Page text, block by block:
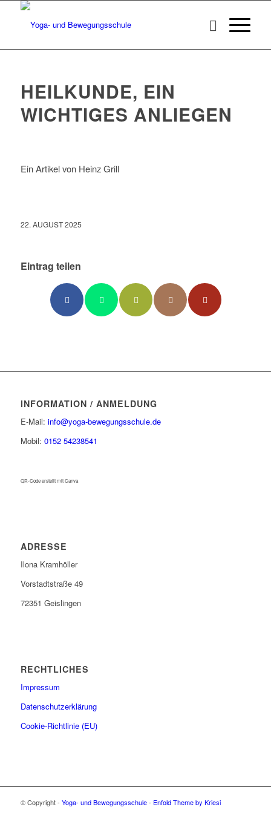
HEILKUNDE, EIN
WICHTIGES ANLIEGEN
Ein Artikel von Heinz Grill
22. AUGUST 2025
Eintrag teilen
INFORMATION / ANMELDUNG
E-Mail: info@yoga-bewegungsschule.de
Mobil: 0152 54238541
QR-Code erstellt mit Canva
ADRESSE
Ilona Kramhöller
Vorstadtstraße 49
72351 Geislingen
RECHTLICHES
Impressum
Datenschutzerklärung
Cookie-Richtlinie (EU)
© Copyright - Yoga- und Bewegungsschule- Enfold Theme by Kriesi